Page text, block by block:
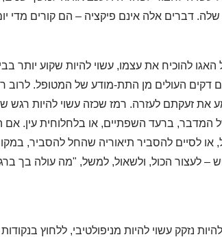
דברים אלה אינם פיקציה – הם קורים מדי
להוכיח את עצמו, עשוי להיות שקוע יותר
דקים העולים מן התת-מודע של המטופל. לרוב
את זעקתם לעזרה. רמז שכזה עשוי להיות רגש
המדבר, ברעד השפתיים, או בלחלוחית עין.
לסיים להסביר תיאוריה שהחל להסביר,
לעצור הכול, ולשאול, למשל, "מה עולה בך
נזקק עשוי להיות מניפולטיבי, ללחוץ